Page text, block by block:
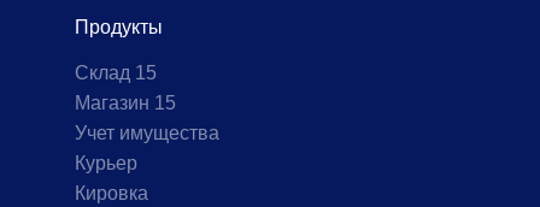
Продукты
Склад 15
Магазин 15
Учет имущества
Курьер
Кировка